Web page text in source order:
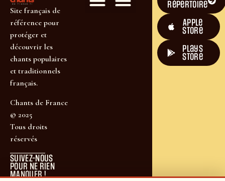
Site français de
référence pour
protéger et
découvrir les
chants populaires
et traditionnels
français.
Chants de France
© 2025
Tous droits
réservés
SUIVEZ-NOUS
POUR NE RIEN
MANQUER !
répertoire
Apple
Store
plays
store